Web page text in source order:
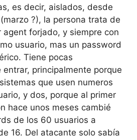
es decir, aislados, desde
?), la persona trata de
agent forjado, y siempre con
usuario, mas un password
Tiene pocas
principalmente porque
que usen numeros
y dos, porque al primer
hace unos meses cambié
de los 60 usuarios a
16. Del atacante solo sabía